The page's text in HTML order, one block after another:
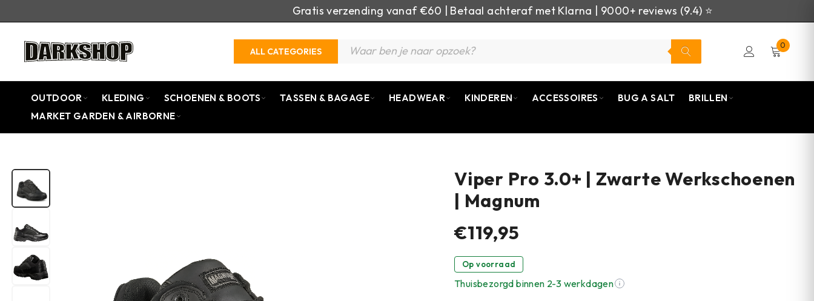
Gratis verzending vanaf €60 | Betaal achteraf met Klarna | 9000+ reviews (9.4) ⭐
ALL CATEGORIES
0
OUTDOOR KLEDING SCHOENEN & BOOTS TASSEN & BAGAGE HEADWEAR KINDEREN ACCESSOIRES BUG A SALT
BRILLEN
MARKET GARDEN & AIRBORNE
Viper Pro 3.0+ | Zwarte Werkschoenen
| Magnum
€119,95
Op voorraad
Thuisbezorgd binnen 2-3 werkdagen